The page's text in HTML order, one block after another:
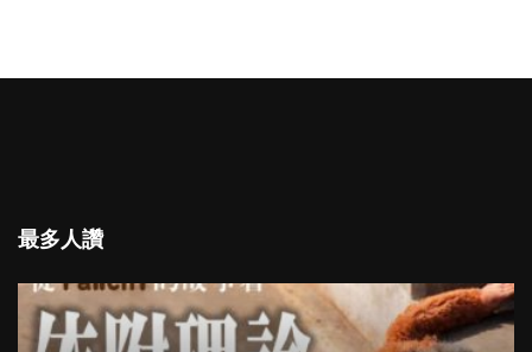
最多人讚